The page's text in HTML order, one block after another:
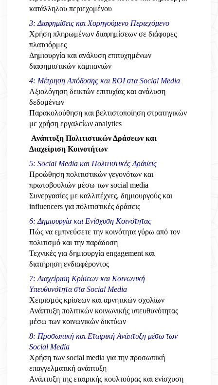
κατάλληλου περιεχομένου
3: Διαφημίσεις και Χορηγούμενο Περιεχόμενο
Χρήση πληρωμένων διαφημίσεων σε διάφορες
πλατφόρμες
Δημιουργία και ανάλυση επιτυχημένων
διαφημιστικών καμπανιών
4: Μέτρηση Απόδοσης και ROI στα Social Media
Αξιολόγηση δεικτών επιτυχίας και ανάλυση
δεδομένων
Παρακολούθηση και βελτιστοποίηση στρατηγικών
με χρήση εργαλείων analytics
Ανάπτυξη Πολιτιστικών Δράσεων και
Διαχείριση Κοινοτήτων
5: Social Media και Πολιτιστικές Δράσεις
Προώθηση πολιτιστικών γεγονότων και
πρωτοβουλιών μέσω των social media
Συνεργασίες με καλλιτέχνες, δημιουργούς και
influencers για πολιτιστικές δράσεις
6: Δημιουργία και Ενίσχυση Κοινότητας
Πώς να εμπνεύσετε την κοινότητα γύρω από τον
πολιτισμό και την παράδοση
Τεχνικές για δημιουργία engagement και
διατήρηση ενδιαφέροντος
7: Διαχείριση Κρίσεων και Κοινωνική
Υπευθυνότητα στα Social Media
Χειρισμός κρίσεων και αρνητικών σχολίων
Ανάπτυξη πολιτικών κοινωνικής υπευθυνότητας
μέσω των κοινωνικών δικτύων
8: Προσωπική και Εταιρική Ανάπτυξη μέσω των
Social Media
Χρήση των social media για την προσωπική
επαγγελματική ανάπτυξη
Ανάπτυξη της εταιρικής κουλτούρας και ενίσχυση